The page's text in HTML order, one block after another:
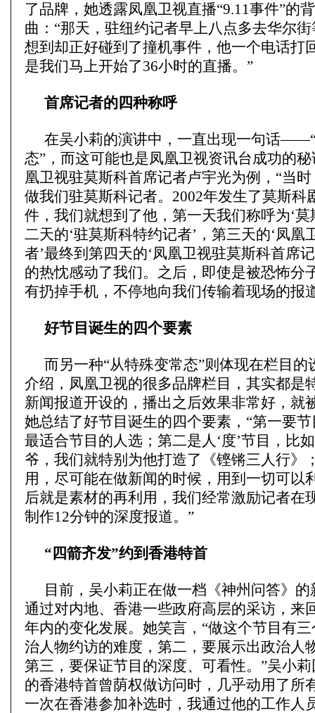
了品牌，她透露凤凰卫视直播“9.11事件”的
曲：“那天，驻纽约记者早上八点多去华尔
想到却正好碰到了撞机事件，他一个电话打
是我们马上开始了36小时的直播。”
首席记者的四种称呼
在吴小莉的演讲中，一直出现一句话
态”，而这可能也是凤凰卫视资讯台成功的
凰卫视驻莫斯科首席记者卢宇光为例，“当
做我们驻莫斯科记者。2002年发生了莫斯科
件，我们就想到了他，第一天我们称呼为‘莫
二天的‘驻莫斯科特约记者’，第三天的‘凤凰
者’最终到第四天的‘凤凰卫视驻莫斯科首席
的热忱感动了我们。之后，即使是被恐怖分
有扔掉手机，不停地向我们传输着现场的报
好节目诞生的四个要素
而另一种“从特殊变常态”则体现在栏目的
介绍，凤凰卫视的很多品牌栏目，其实都是
新闻报道开设的，播出之后效果非常好，就
她总结了好节目诞生的四个要素，“第一要节
最适合节目的人选；第二是人‘度’节目，比
爷，我们就特别为他打造了《铿锵三人行》
用，尽可能在做新闻的时候，用到一切可以
后就是素材的再利用，我们经常激励记者在
制作12分钟的深度报道。”
“四箭齐发”约到香港特首
目前，吴小莉正在做一档《神州问答》
通过对内地、香港一些政府高层的采访，来
年内的变化发展。她笑言，“做这个节目有
治人物约访的难度，第二，要展示出政治人
第三，要保证节目的深度、可看性。”吴小
的香港特首曾荫权做访问时，几乎动用了所
一次在香港参加补选时，我通过他的工作人